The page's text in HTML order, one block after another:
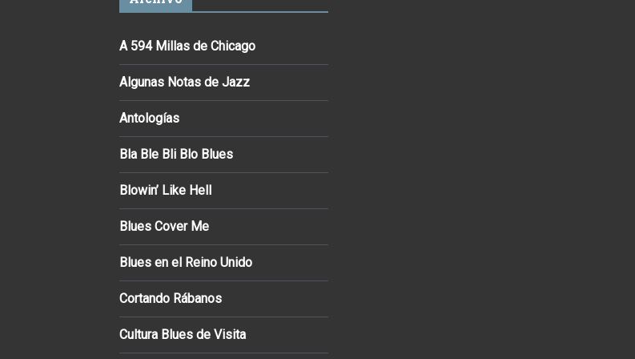
A 594 Millas de Chicago
Algunas Notas de Jazz
Antologías
Bla Ble Bli Blo Blues
Blowin’ Like Hell
Blues Cover Me
Blues en el Reino Unido
Cortando Rábanos
Cultura Blues de Visita